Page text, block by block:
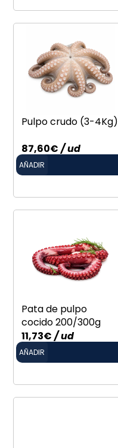
Pulpo crudo (3-4Kg)
87,60€/ ud
AÑADIR
Pata de pulpo
cocido 200/300g
11,73€/ ud
AÑADIR